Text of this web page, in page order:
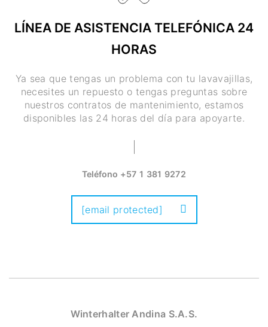
LÍNEA DE ASISTENCIA TELEFÓNICA 24
HORAS
Ya sea que tengas un problema con tu lavavajillas,
necesites un repuesto o tengas preguntas sobre
nuestros contratos de mantenimiento, estamos
disponibles las 24 horas del día para apoyarte.
Teléfono +57 1 381 9272
[email protected]
Winterhalter Andina S.A.S.